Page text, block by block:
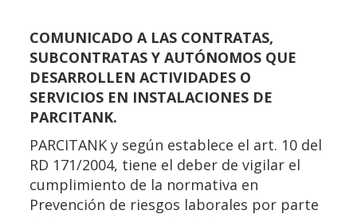
COMUNICADO A LAS CONTRATAS,
SUBCONTRATAS Y AUTÓNOMOS QUE
DESARROLLEN ACTIVIDADES O
SERVICIOS EN INSTALACIONES DE
PARCITANK.
PARCITANK y según establece el art. 10 del
RD 171/2004, tiene el deber de vigilar el
cumplimiento de la normativa en
Prevención de riesgos laborales por parte